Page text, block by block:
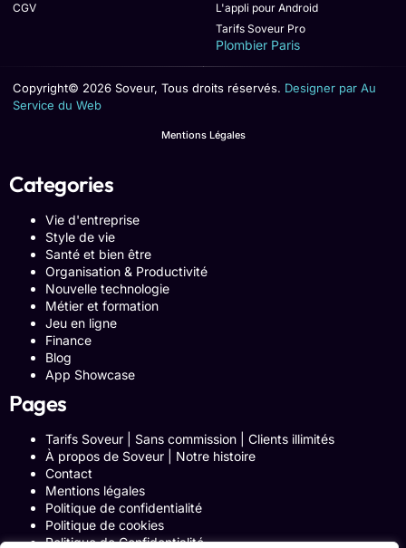
CGV
L'appli pour Android
Tarifs Soveur Pro
Plombier Paris
Copyright© 2026 Soveur, Tous droits réservés. Designer par Au
Service du Web
Mentions Légales
Categories
Vie d'entreprise
Style de vie
Santé et bien être
Organisation & Productivité
Nouvelle technologie
Métier et formation
Jeu en ligne
Finance
Blog
App Showcase
Pages
Tarifs Soveur | Sans commission | Clients illimités
À propos de Soveur | Notre histoire
Contact
Mentions légales
Politique de confidentialité
Politique de cookies
Politique de Confidentialité